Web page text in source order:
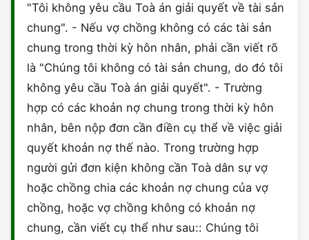
"Tôi không yêu cầu Toà án giải quyết về tài sản
chung". - Nếu vợ chồng không có các tài sản
chung trong thời kỳ hôn nhân, phải cần viết rõ
là "Chúng tôi không có tài sản chung, do đó tôi
không yêu cầu Toà án giải quyết". - Trường
hợp có các khoản nợ chung trong thời kỳ hôn
nhân, bên nộp đơn cần điền cụ thể về việc giải
quyết khoản nợ thế nào. Trong trường hợp
người gửi đơn kiện không cần Toà dân sự vợ
hoặc chồng chia các khoản nợ chung của vợ
chồng, hoặc vợ chồng không có khoản nợ
chung, cần viết cụ thể như sau:: Chúng tôi